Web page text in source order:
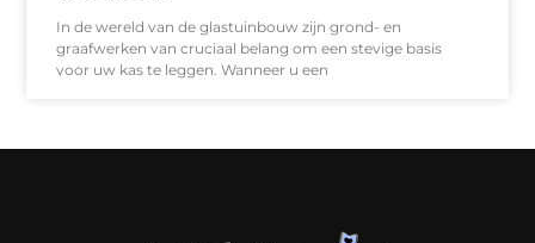
In de wereld van de glastuinbouw zijn grond- en
graafwerken van cruciaal belang om een stevige basis
voor uw kas te leggen. Wanneer u een